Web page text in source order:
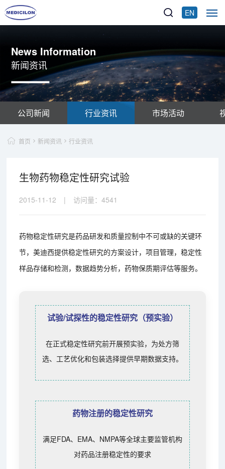
EN
News Information
新闻资讯
公司新闻 行业资讯 市场活动
首页 新闻资讯 行业资讯
生物药物稳定性研究试验
2015-11-12 | 访问量：4541
药物稳定性研究是药品研发和质量控制中不可或缺的关键环
节，美迪西提供稳定性研究的方案设计，项目管理，稳定性
样品存储和检测，数据趋势分析，药物保质期评估等服务。
试验/试探性的稳定性研究（预实验）
在正式稳定性研究前开展预实验，为处方筛
选、工艺优化和包装选择提供早期数据支持。
药物注册的稳定性研究
满足FDA、EMA、NMPA等全球主要监管机构
对药品注册稳定性的要求